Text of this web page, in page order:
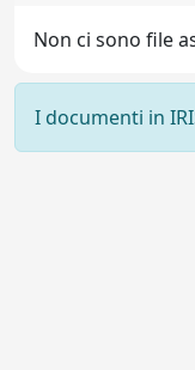
Non ci sono file
I documenti in